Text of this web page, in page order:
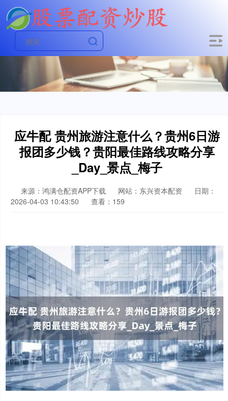
应牛配 贵州旅游注意什么？贵州6日游
报团多少钱？贵阳最佳路线攻略分享
_Day_景点_梅子
来源：鸿满仓配资APP下载 网站：东兴资本配资
日期：
2026-04-03 10:43:50
查看：159